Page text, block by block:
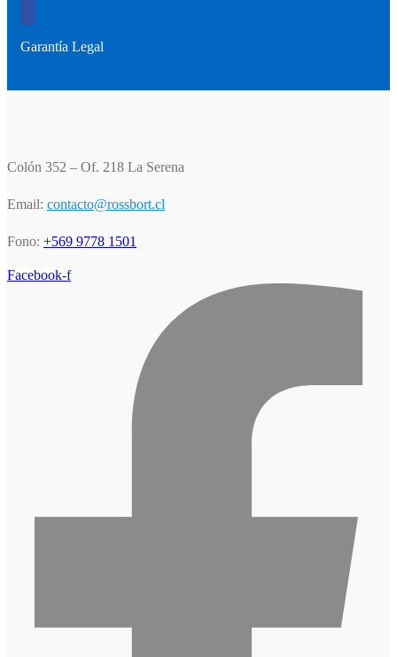
Garantía Legal
Colón 352 – Of. 218 La Serena
Email: contacto@rossbort.cl
Fono: +569 9778 1501
Facebook-f